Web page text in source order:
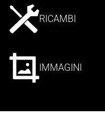
RICAMBI
IMMAGINI